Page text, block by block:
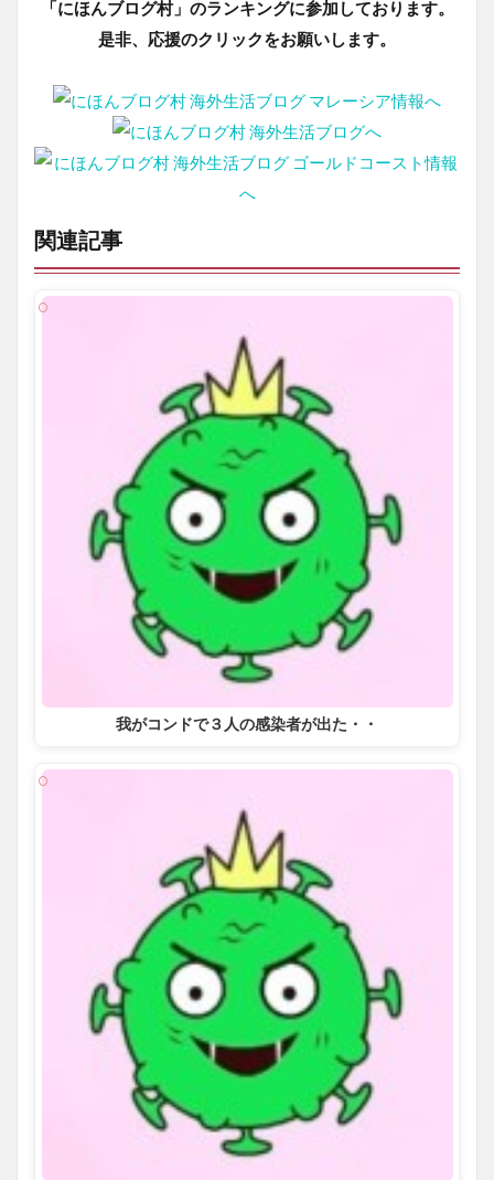
「にほんブログ村」のランキングに参加しております。
是非、応援のクリックをお願いします。
関連記事
我がコンドで３人の感染者が出た・・